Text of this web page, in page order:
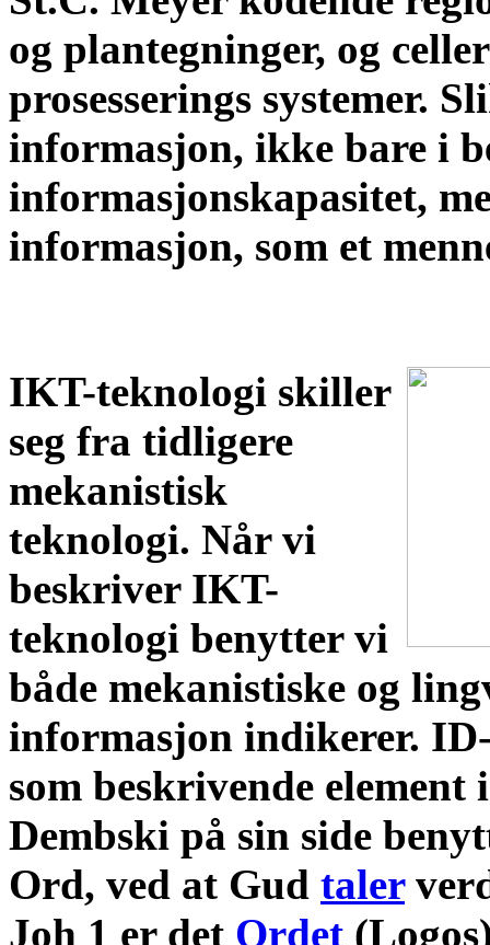
og plantegninger, og
prosesserings systemer.
informasjon, ikke bare i
informasjonskapasitet,
informasjon, som et
IKT-teknologi skiller
seg fra tidligere
mekanistisk
teknologi. Når vi
beskriver IKT-
teknologi benytter vi
både mekanistiske og
informasjon indikerer.
som beskrivende
Dembski på sin side
Ord, ved at Gud taler
Joh 1 er det Ordet